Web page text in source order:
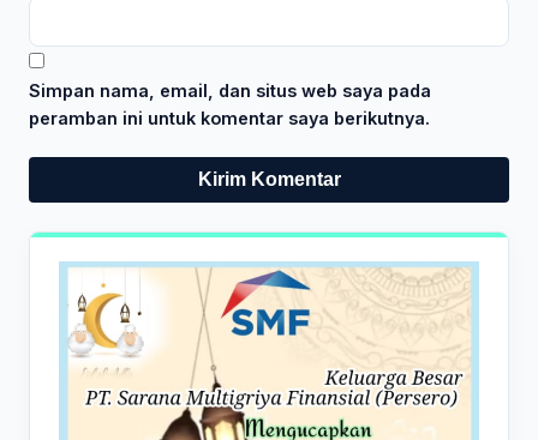
Simpan nama, email, dan situs web saya pada
peramban ini untuk komentar saya berikutnya.